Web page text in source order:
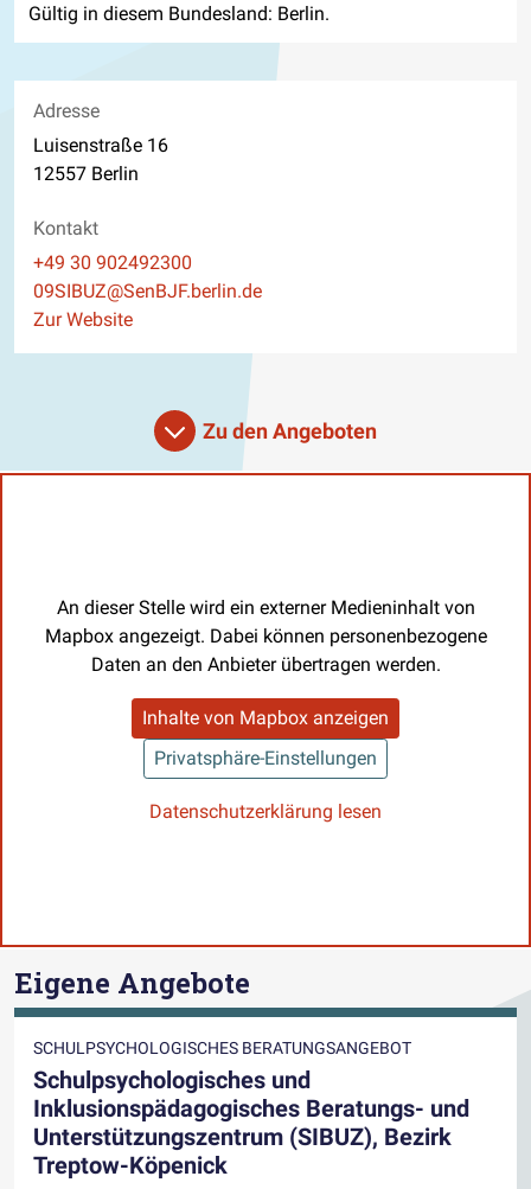
Gültig in diesem Bundesland: Berlin.
Adresse
Luisenstraße 16
12557 Berlin
Kontakt
Telefon
+49 30 902492300
E-Mail
09SIBUZ@SenBJF.berlin.de
Website
Zur Website
Zu den Angeboten
An dieser Stelle wird ein externer Medieninhalt von
Mapbox angezeigt. Dabei können personenbezogene
Daten an den Anbieter übertragen werden.
Inhalte von Mapbox anzeigen
Privatsphäre-Einstellungen
Datenschutzerklärung lesen
Eigene Angebote
SCHULPSYCHOLOGISCHES BERATUNGSANGEBOT
Schulpsychologisches und
Inklusionspädagogisches Beratungs- und
Unterstützungszentrum (SIBUZ), Bezirk
Treptow-Köpenick